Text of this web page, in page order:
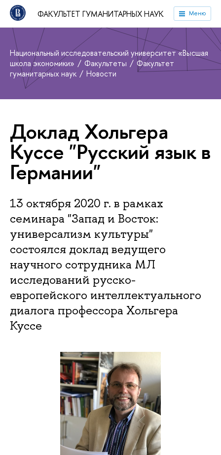
ФАКУЛЬТЕТ ГУМАНИТАРНЫХ НАУК Меню
Национальный исследовательский университет «Высшая
школа экономики»
Факультеты
Факультет
гуманитарных наук
Новости
Доклад Хольгера
Куссе "Русский язык в
Германии"
13 октября 2020 г. в рамках
семинара "Запад и Восток:
универсализм культуры"
состоялся доклад ведущего
научного сотрудника МЛ
исследований русско-
европейского интеллектуального
диалога профессора Хольгера
Куссе